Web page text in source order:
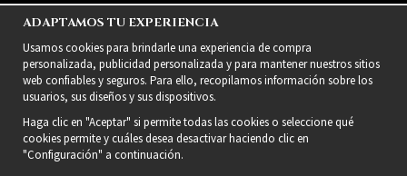
Recibe las mejores ofertas
y nuevos productos!
ADAPTAMOS TU EXPERIENCIA
Usamos cookies para brindarle una experiencia de compra
personalizada, publicidad personalizada y para mantener nuestros sitios
web confiables y seguros. Para ello, recopilamos información sobre los
usuarios, sus diseños y sus dispositivos.
Haga clic en "Aceptar" si permite todas las cookies o seleccione qué
cookies permite y cuáles desea desactivar haciendo clic en
"Configuración" a continuación.